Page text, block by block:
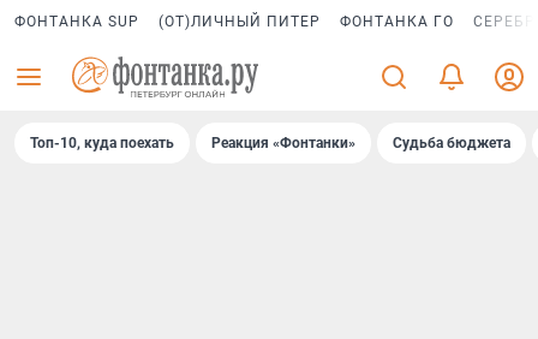
ФОНТАНКА SUP (ОТ)ЛИЧНЫЙ ПИТЕР ФОНТАНКА ГО
Топ-10, куда поехать Реакция «Фонтанки» Судьба бюджета